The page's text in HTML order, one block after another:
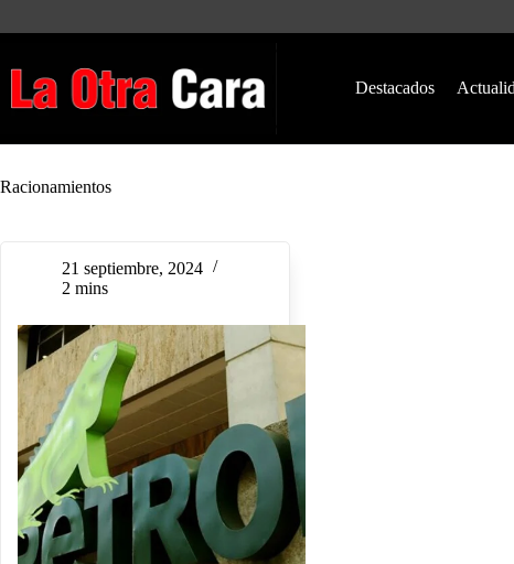
Destacados
Racionamientos
21 septiembre, 2024
2 mins